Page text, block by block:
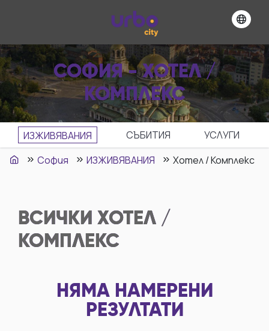
СОФИЯ - ХОТЕЛ /
КОМПЛЕКС
ИЗЖИВЯВАНИЯ СЪБИТИЯ
УСЛУГИ
София
ИЗЖИВЯВАНИЯ Хотел / Комплекс
ВСИЧКИ ХОТЕЛ /
КОМПЛЕКС
НЯМА НАМЕРЕНИ
РЕЗУЛТАТИ